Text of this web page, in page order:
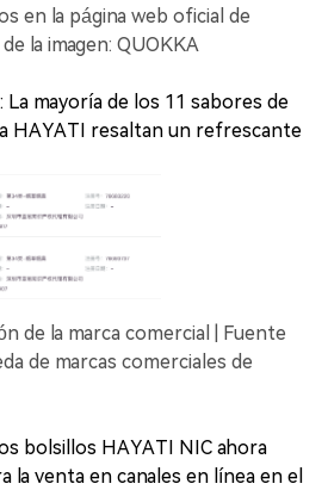
en la página web oficial de
la imagen: QUOKKA
La mayoría de los 11 sabores de
HAYATI resaltan un refrescante
de la marca comercial | Fuente
de marcas comerciales de
bolsillos HAYATI NIC ahora
la venta en canales en línea en el